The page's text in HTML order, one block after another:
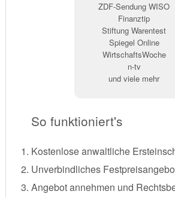
ZDF-Sendung WISO
Finanztip
Stiftung Warentest
Spiegel Online
WirtschaftsWoche
n-tv
und viele mehr
So funktioniert's
Kostenlose anwaltliche
Unverbindliches
Angebot annehmen und